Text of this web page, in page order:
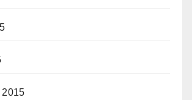
2015